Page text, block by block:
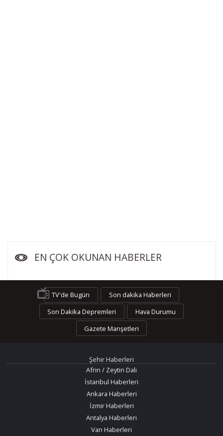
EN ÇOK OKUNAN HABERLER
TV'de Bugün
Son dakika Haberleri
Son Dakika Depremleri
Hava Durumu
Gazete Manşetleri
Şehir Haberleri
Afrin / Zeytin Dalı
İstanbul Haberleri
Ankara Haberleri
İzmir Haberleri
Antalya Haberleri
Van Haberleri